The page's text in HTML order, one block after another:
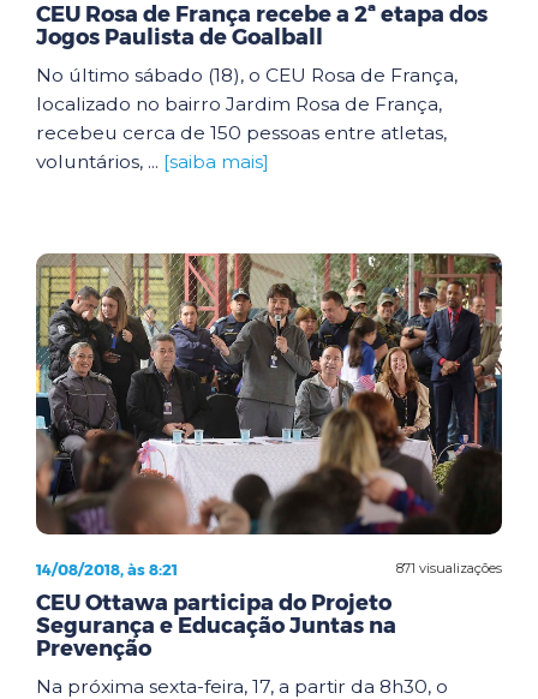
CEU Rosa de França recebe a 2ª etapa dos
Jogos Paulista de Goalball
No último sábado (18), o CEU Rosa de França,
localizado no bairro Jardim Rosa de França,
recebeu cerca de 150 pessoas entre atletas,
voluntários, ... [saiba mais]
871 visualizações
14/08/2018, às 8:21
CEU Ottawa participa do Projeto
Segurança e Educação Juntas na
Prevenção
Na próxima sexta-feira, 17, a partir da 8h30, o